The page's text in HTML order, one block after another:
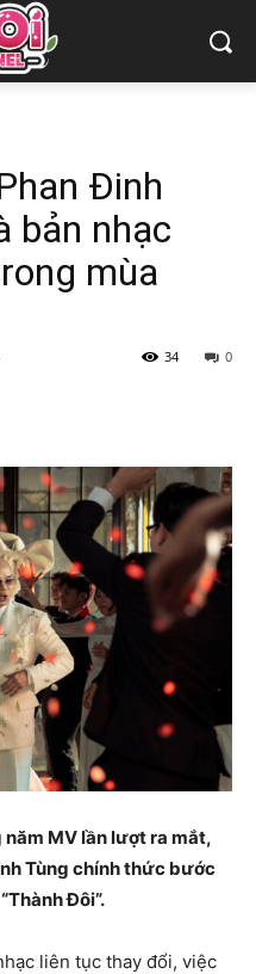
Đinh
bản nhạc
mùa
0
34
MV lần lượt ra mắt,
Tùng chính thức bước
Đôi”.
liên tục thay đổi, việc